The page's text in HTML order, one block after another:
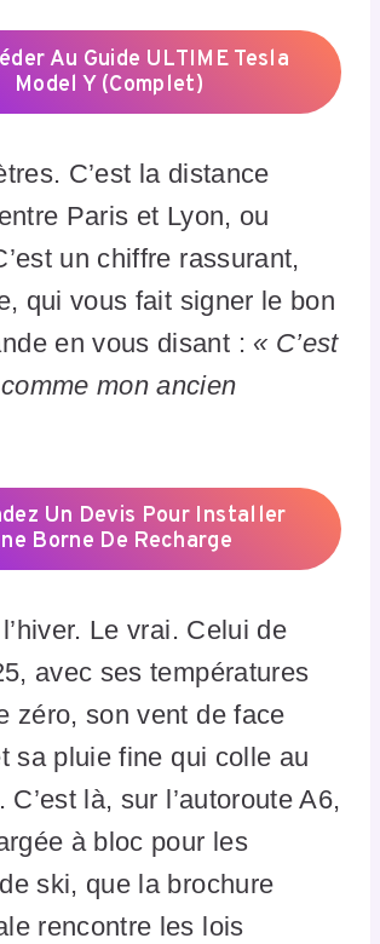
Au Guide ULTIME Tesla
Model Y (Complet)
C’est la distance
Paris et Lyon, ou
un chiffre rassurant,
qui vous fait signer le bon
en vous disant : « C’est
mon ancien
Un Devis Pour Installer
Borne De Recharge
Le vrai. Celui de
avec ses températures
zéro, son vent de face
sa pluie fine qui colle au
C’est là, sur l’autoroute A6,
à bloc pour les
ski, que la brochure
rencontre les lois